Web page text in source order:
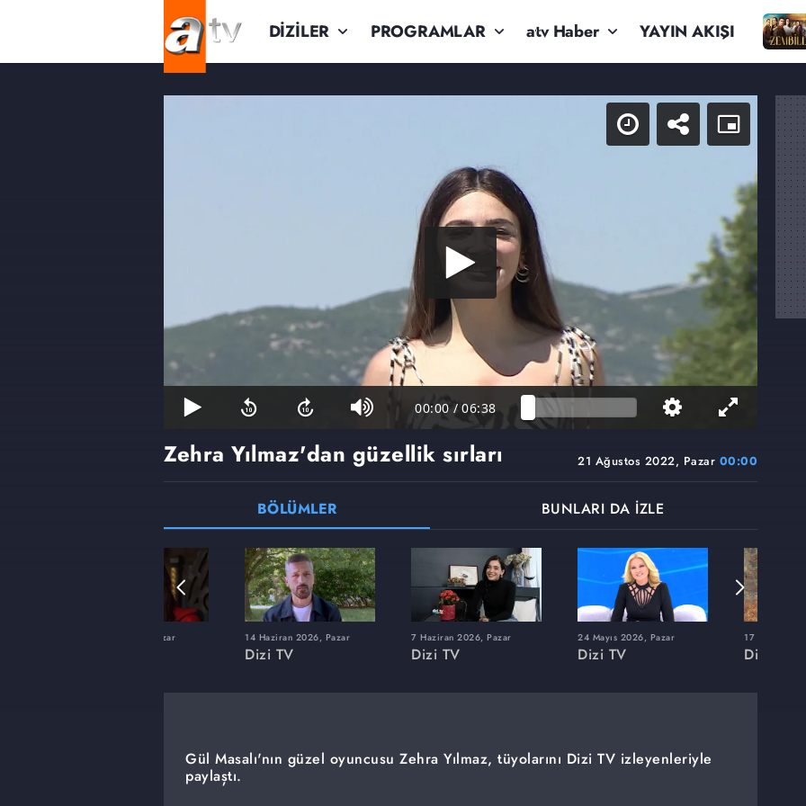
DİZİLER PROGRAMLAR atv Haber YAYIN AKIŞI
00:00 / 06:38
21 Ağustos 2022, Pazar 00:00
Zehra Yılmaz'dan güzellik sırları
BÖLÜMLER BUNLARI DA İZLE
22 Şubat 2026, Pazar 14 Haziran 2026, Pazar
Dizi TV
7 Haziran 2026, Pazar
Dizi TV
24 Mayıs 2026, Pazar
Dizi TV
17 Mayıs
Dizi TV
Gül Masalı'nın güzel oyuncusu Zehra Yılmaz, tüyolarını Dizi TV izleyenleriyle
paylaştı.